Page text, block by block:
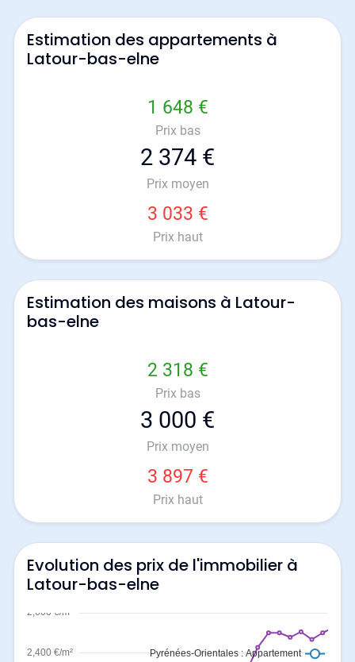
Estimation des appartements à
Latour-bas-elne
1 648 €
Prix bas
2 374 €
Prix moyen
3 033 €
Prix haut
Estimation des maisons à Latour-
bas-elne
2 318 €
Prix bas
3 000 €
Prix moyen
3 897 €
Prix haut
Evolution des prix de l'immobilier à
Latour-bas-elne